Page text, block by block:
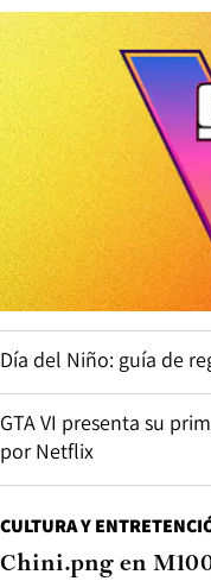
Día del Niño: guía de
GTA VI presenta su
por Netflix
CULTURA Y
Chini.png en